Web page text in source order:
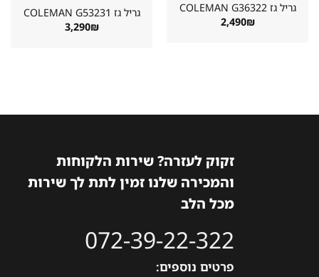
גריל גז ⁦COLEMAN G36322⁩
2,490₪
גריל גז ⁦COLEMAN G53231⁩
3,290₪
זקוק לעזרה? שירות הלקוחות
והמכירה שלנו זמין לתת לך שירות
מכל הלב
072-39-22-322
פרטים נוספים: